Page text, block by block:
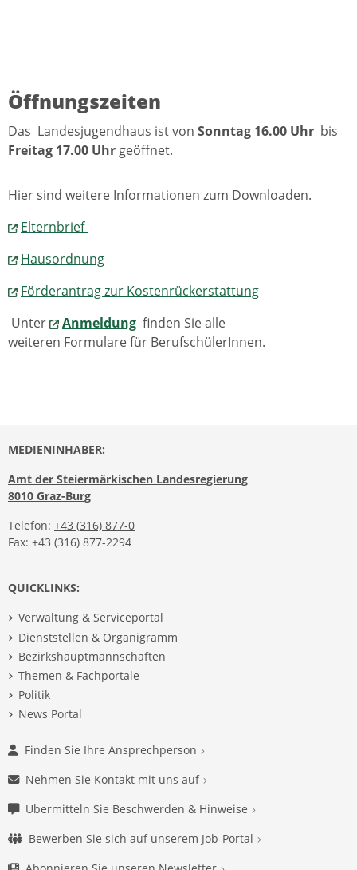
Öffnungszeiten
Das Landesjugendhaus ist von Sonntag 16.00 Uhr bis
Freitag 17.00 Uhr geöffnet.
Hier sind weitere Informationen zum Downloaden.
Elternbrief
Hausordnung
Förderantrag zur Kostenrückerstattung
Unter
Anmeldung finden Sie alle
weiteren Formulare für BerufschülerInnen.
MEDIENINHABER:
Amt der Steiermärkischen Landesregierung
8010 Graz-Burg
Telefon: +43 (316) 877-0
Fax: +43 (316) 877-2294
QUICKLINKS:
Verwaltung & Serviceportal
Dienststellen & Organigramm
Bezirkshauptmannschaften
Themen & Fachportale
Politik
News Portal
Finden Sie Ihre Ansprechperson
Nehmen Sie Kontakt mit uns auf
Übermitteln Sie Beschwerden & Hinweise
Bewerben Sie sich auf unserem Job-Portal